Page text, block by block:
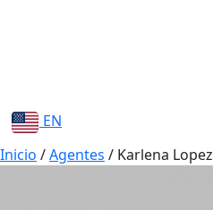
EN
Inicio /Agentes / Karlena Lopez